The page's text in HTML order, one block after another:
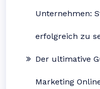
Unternehmen:
erfolgreich zu
Der ultimative
Marketing